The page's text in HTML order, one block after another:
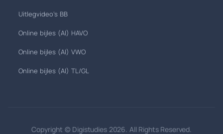
Uitlegvideo's BB
Online bijles (AI) HAVO
Online bijles (AI) VWO
Online bijles (AI) TL/GL
Copyright © Digistudies 2026. All Rights Reserved.